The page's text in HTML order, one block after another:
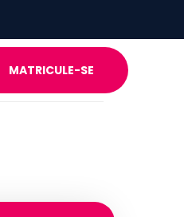
MATRICULE-SE